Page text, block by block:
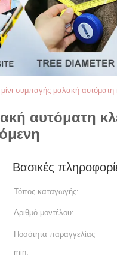
συμπαγής μαλακή
αυτόματη
Βασικές
Τόπος καταγωγής:
Αριθμό μοντέλου:
Ποσότητα παραγγελίας
min: